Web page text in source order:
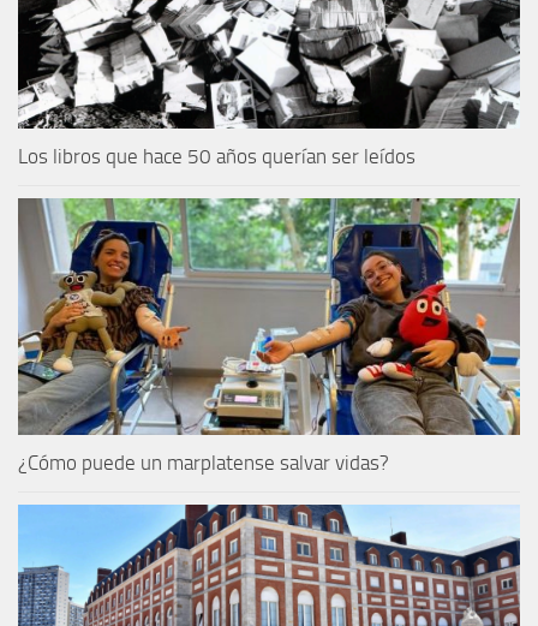
Los libros que hace 50 años querían ser leídos
¿Cómo puede un marplatense salvar vidas?